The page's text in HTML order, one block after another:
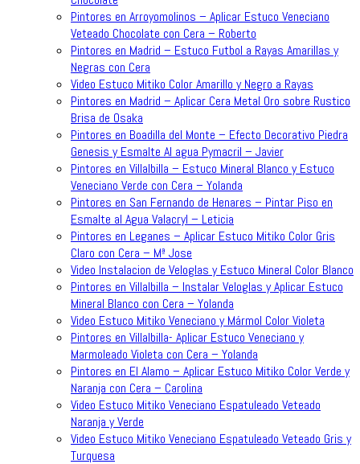
Pintores en Arroyomolinos – Aplicar Estuco Veneciano
Veteado Chocolate con Cera – Roberto
Pintores en Madrid – Estuco Futbol a Rayas Amarillas y
Negras con Cera
Video Estuco Mitiko Color Amarillo y Negro a Rayas
Pintores en Madrid – Aplicar Cera Metal Oro sobre Rustico
Brisa de Osaka
Pintores en Boadilla del Monte – Efecto Decorativo Piedra
Genesis y Esmalte Al agua Pymacril – Javier
Pintores en Villalbilla – Estuco Mineral Blanco y Estuco
Veneciano Verde con Cera – Yolanda
Pintores en San Fernando de Henares – Pintar Piso en
Esmalte al Agua Valacryl – Leticia
Pintores en Leganes – Aplicar Estuco Mitiko Color Gris
Claro con Cera – Mª Jose
Video Instalacion de Veloglas y Estuco Mineral Color Blanco
Pintores en Villalbilla – Instalar Veloglas y Aplicar Estuco
Mineral Blanco con Cera – Yolanda
Video Estuco Mitiko Veneciano y Mármol Color Violeta
Pintores en Villalbilla- Aplicar Estuco Veneciano y
Marmoleado Violeta con Cera – Yolanda
Pintores en El Alamo – Aplicar Estuco Mitiko Color Verde y
Naranja con Cera – Carolina
Video Estuco Mitiko Veneciano Espatuleado Veteado
Naranja y Verde
Video Estuco Mitiko Veneciano Espatuleado Veteado Gris y
Turquesa